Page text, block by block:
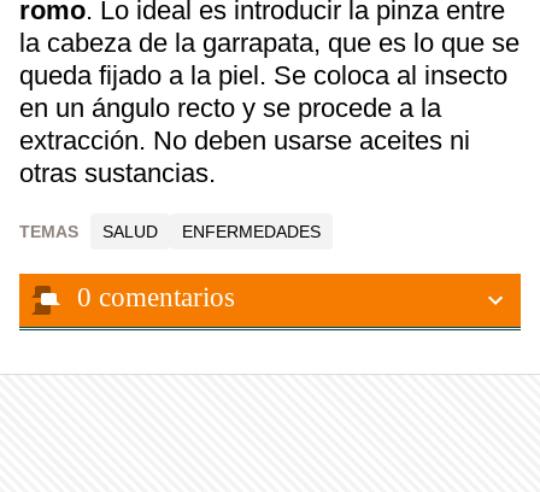
romo. Lo ideal es introducir la pinza entre
la cabeza de la garrapata, que es lo que se
queda fijado a la piel. Se coloca al insecto
en un ángulo recto y se procede a la
extracción. No deben usarse aceites ni
otras sustancias.
TEMAS SALUD ENFERMEDADES
0 comentarios